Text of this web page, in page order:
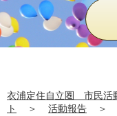
衣浦定住自立圏 市民活
ト
＞ 活動報告 ＞